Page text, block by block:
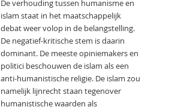
De verhouding tussen humanisme en
islam staat in het maatschappelijk
debat weer volop in de belangstelling.
De negatief-kritische stem is daarin
dominant. De meeste opiniemakers en
politici beschouwen de islam als een
anti-humanistische religie. De islam zou
namelijk lijnrecht staan tegenover
humanistische waarden als